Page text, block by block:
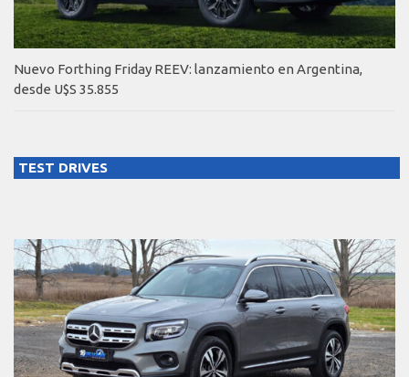
Nuevo Forthing Friday REEV: lanzamiento en Argentina,
desde U$S 35.855
TEST DRIVES